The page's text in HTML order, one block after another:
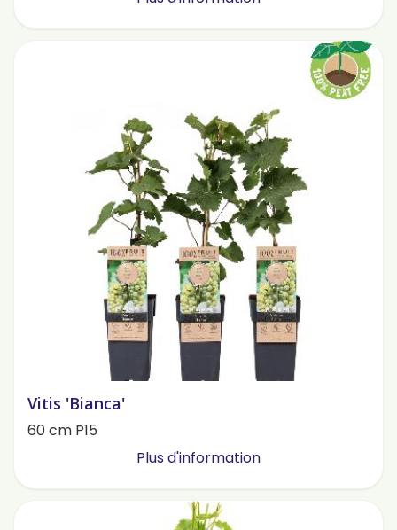
Vitis 'Bianca'
60 cm P15
Plus d'information